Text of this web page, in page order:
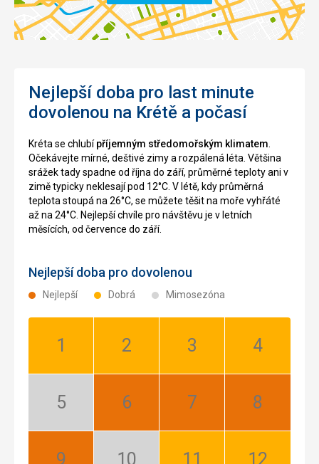
Nejlepší doba pro last minute
dovolenou na Krétě a počasí
Kréta se chlubípříjemným středomořským klimatem.
Očekávejte mírné, deštivé zimy a rozpálená léta. Většina
srážek tady spadne od října do září, průměrné teploty ani v
zimě typicky neklesají pod 12°C. V létě, kdy průměrná
teplota stoupá na 26°C, se můžete těšit na moře vyhřáté
až na 24°C. Nejlepší chvíle pro návštěvu je v letních
měsících, od července do září.
Nejlepší doba pro dovolenou
Nejlepší Dobrá Mimosezóna
Leden:
Únor:
Březen:
Duben:
Květen:
Červen:
Červenec:
Srpen: